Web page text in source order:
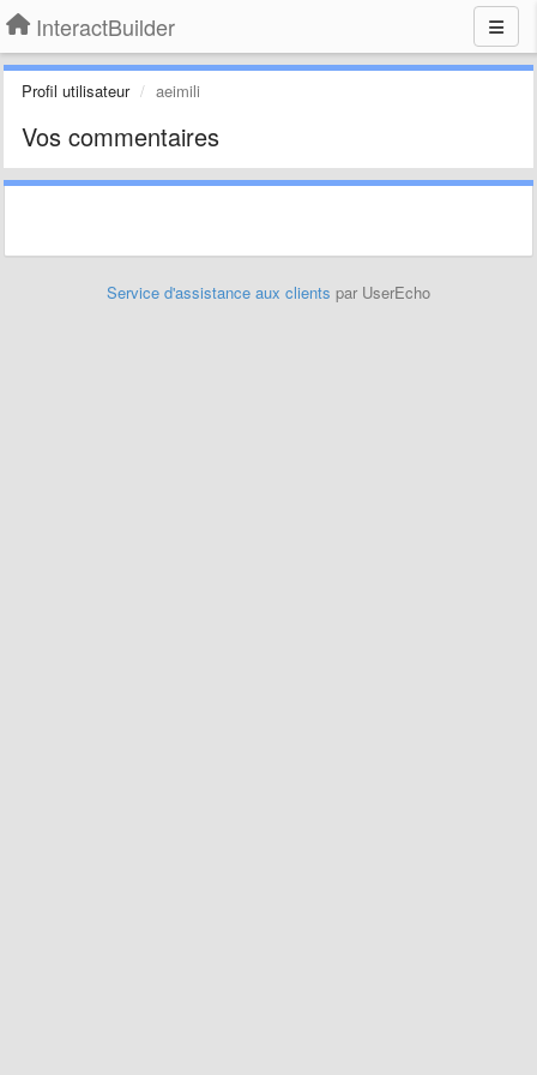
InteractBuilder
Profil utilisateur aeimili
Vos commentaires
Service d'assistance aux clients par UserEcho